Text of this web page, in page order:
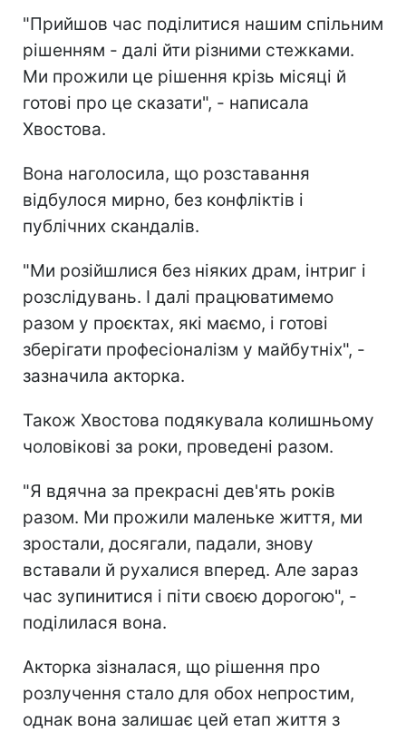
"Прийшов час поділитися нашим спільним
рішенням - далі йти різними стежками.
Ми прожили це рішення крізь місяці й
готові про це сказати", - написала
Хвостова.
Вона наголосила, що розставання
відбулося мирно, без конфліктів і
публічних скандалів.
"Ми розійшлися без ніяких драм, інтриг і
розслідувань. І далі працюватимемо
разом у проєктах, які маємо, і готові
зберігати професіоналізм у майбутніх", -
зазначила акторка.
Також Хвостова подякувала колишньому
чоловікові за роки, проведені разом.
"Я вдячна за прекрасні дев'ять років
разом. Ми прожили маленьке життя, ми
зростали, досягали, падали, знову
вставали й рухалися вперед. Але зараз
час зупинитися і піти своєю дорогою", -
поділилася вона.
Акторка зізналася, що рішення про
розлучення стало для обох непростим,
однак вона залишає цей етап життя з